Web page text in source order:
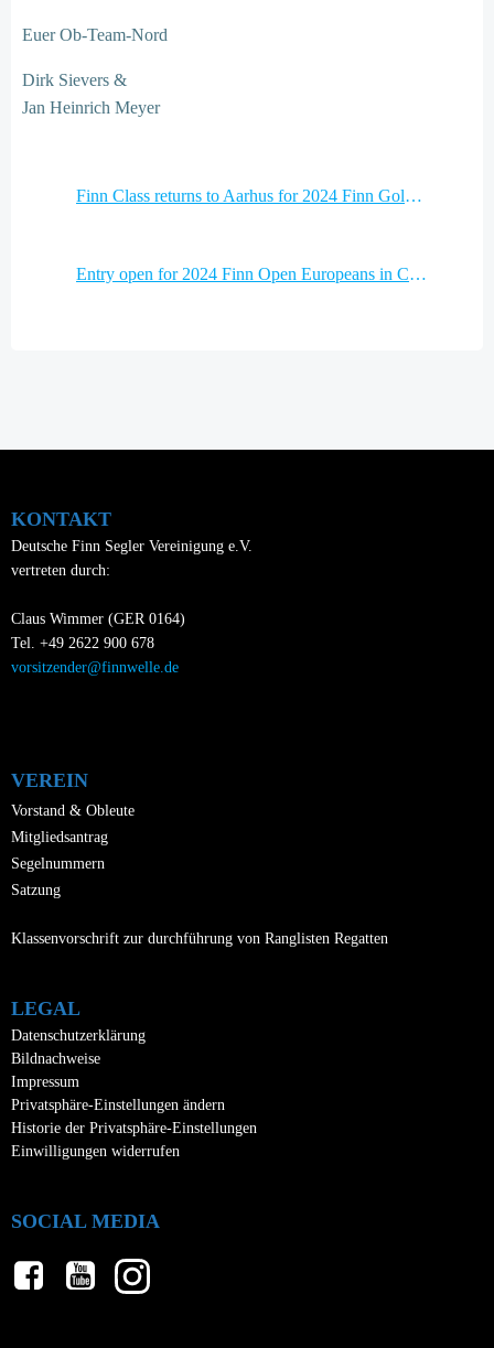
Euer Ob-Team-Nord
Dirk Sievers &
Jan Heinrich Meyer
Finn Class returns to Aarhus for 2024 Finn Gold Cup
Entry open for 2024 Finn Open Europeans in Cannes
KONTAKT
Deutsche Finn Segler Vereinigung e.V.
vertreten durch:
Claus Wimmer (GER 0164)
Tel. +49 2622 900 678
vorsitzender@finnwelle.de
VEREIN
Vorstand & Obleute
Mitgliedsantrag
Segelnummern
Satzung
Klassenvorschrift zur durchführung von Ranglisten Regatten
LEGAL
Datenschutzerklärung
Bildnachweise
Impressum
Privatsphäre-Einstellungen ändern
Historie der Privatsphäre-Einstellungen
Einwilligungen widerrufen
SOCIAL MEDIA